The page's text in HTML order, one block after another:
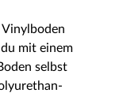
mit einem
selbst